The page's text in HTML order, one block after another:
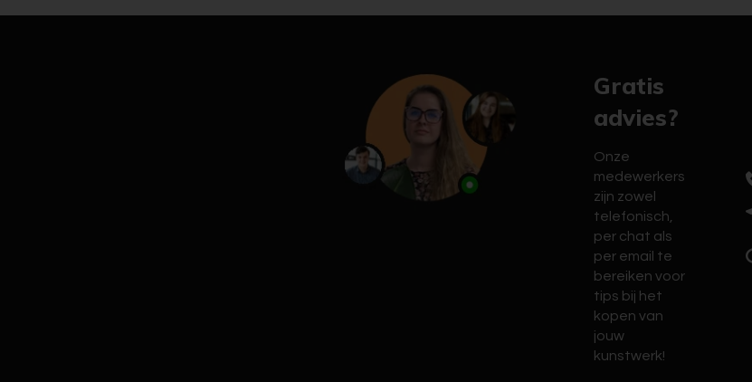
Gratis
advies?
Onze
medewerkers
zijn zowel
telefonisch,
per chat als
per email te
bereiken voor
tips bij het
kopen van
jouw
kunstwerk!